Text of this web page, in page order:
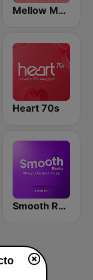
Mellow Magic
Heart 70s
Smooth Radio London